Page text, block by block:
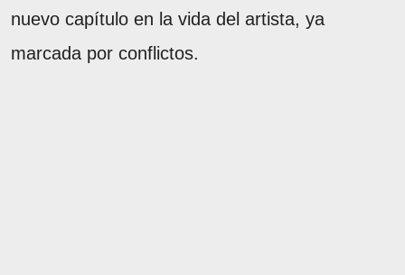
nuevo capítulo en la vida del artista, ya
marcada por conflictos.